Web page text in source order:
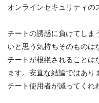
オンラインセキュリティの
チートの誘惑に負けてしま
いと思う気持ちそのものは
チートが根絶されることは
ます。安直な結論ではあり
チート使用者が減ってくれ